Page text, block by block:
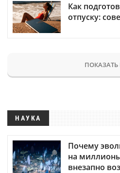
Как
отпуску:
НАУКА
Почему
на
внезапно